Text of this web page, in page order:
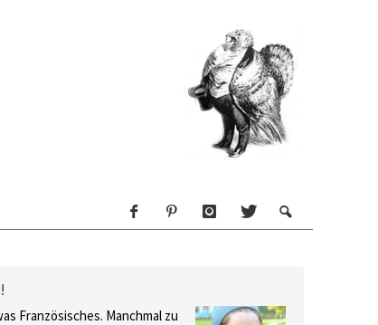
Französisches. Manchmal zu